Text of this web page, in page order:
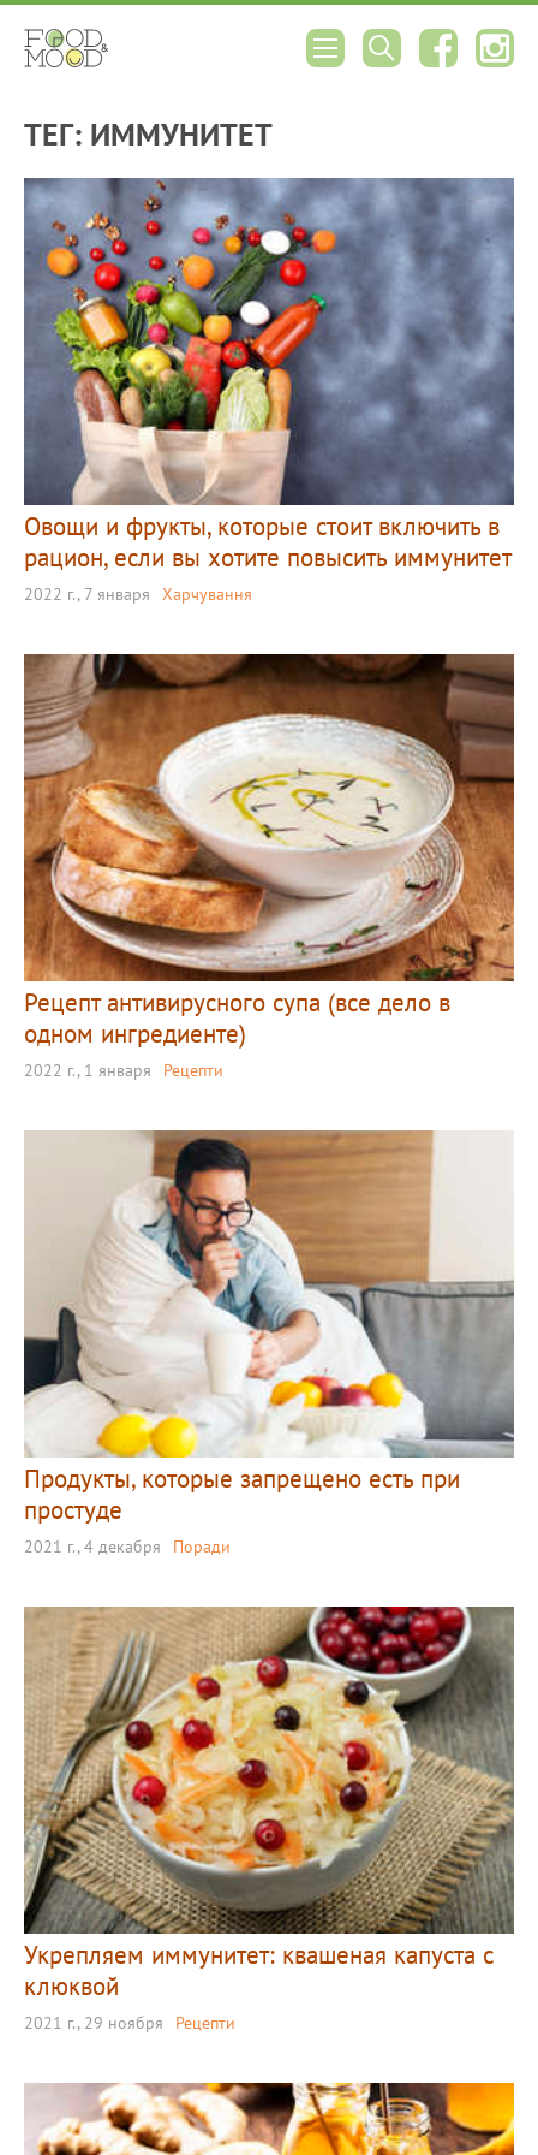
ТЕГ: ИММУНИТЕТ
Овощи и фрукты, которые стоит включить в
рацион, если вы хотите повысить иммунитет
2022 г., 7 января Харчування
Рецепт антивирусного супа (все дело в
одном ингредиенте)
2022 г., 1 января Рецепти
Продукты, которые запрещено есть при
простуде
2021 г., 4 декабря Поради
Укрепляем иммунитет: квашеная капуста с
клюквой
2021 г., 29 ноября Рецепти